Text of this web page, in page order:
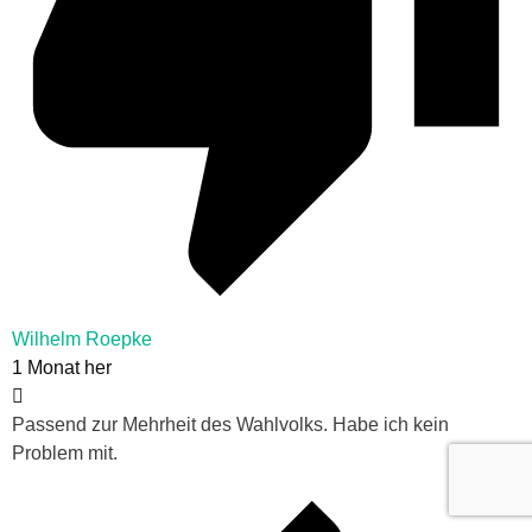
Wilhelm Roepke
1 Monat her
Passend zur Mehrheit des Wahlvolks. Habe ich kein
Problem mit.